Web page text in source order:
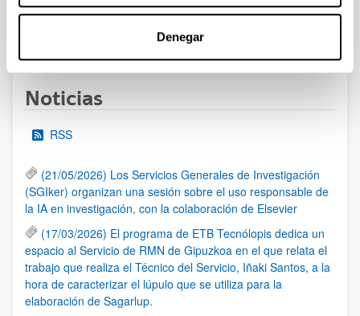
Denegar
Páginas intermedias Use TAB para
PáginaPágina
10 11
Noticias
RSS
(21/05/2026) Los Servicios Generales de Investigación
(SGIker) organizan una sesión sobre el uso responsable de
la IA en investigación, con la colaboración de Elsevier
(17/03/2026) El programa de ETB Tecnólopis dedica un
espacio al Servicio de RMN de Gipuzkoa en el que relata el
trabajo que realiza el Técnico del Servicio, Iñaki Santos, a la
hora de caracterizar el lúpulo que se utiliza para la
elaboración de Sagarlup.